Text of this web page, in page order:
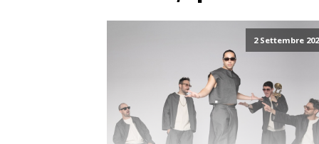
2 Settembre